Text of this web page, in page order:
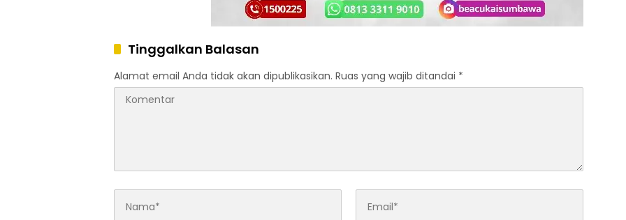
Tinggalkan Balasan
Alamat email Anda tidak akan dipublikasikan. Ruas yang wajib ditandai *